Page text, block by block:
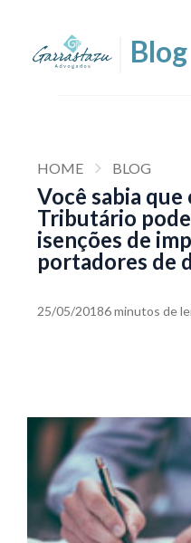
HOME BLOG
Você sabia
Tributário
isenções de
portadores de
25/05/20186 minutos de